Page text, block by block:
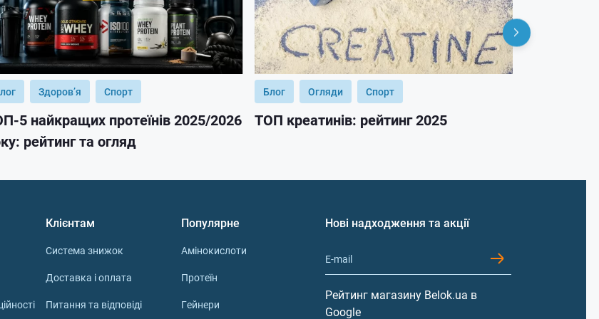
Здоров’я Спорт
5 найкращих протеїнів 2025/2026
рейтинг та огляд
Блог Огляди Спорт
ТОП креатинів: рейтинг 2025
Клієнтам
Система знижок
Доставка і оплата
Питання та відповіді
Популярне
Амінокислоти
Протеїн
Гейнери
Нові надходження та акції
Рейтинг магазину Belok.ua в
Google